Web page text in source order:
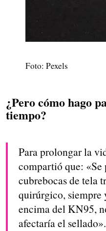
Foto: Pexels
¿Pero cómo hago
tiempo?
Para prolongar la
compartió que:
cubrebocas de tela
quirúrgico, siempre
encima del KN95,
afectaría el sellado».